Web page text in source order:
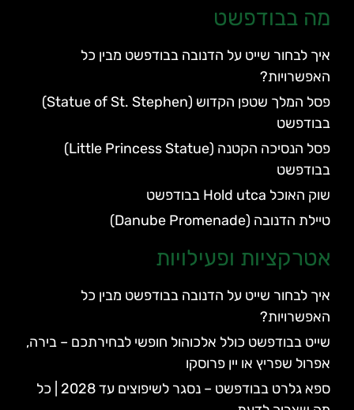
מה בבודפשט
איך לבחור שייט על הדנובה בבודפשט מבין כל
האפשרויות?
פסל המלך שטפן הקדוש (Statue of St. Stephen)
בבודפשט
פסל הנסיכה הקטנה (Little Princess Statue)
בבודפשט
שוק האוכל Hold utca בבודפשט
טיילת הדנובה (Danube Promenade)
אטרקציות ופעילויות
איך לבחור שייט על הדנובה בבודפשט מבין כל
האפשרויות?
שייט בבודפשט כולל אלכוהול חופשי לבחירתכם – בירה,
אפרול שפריץ או יין פרוסקו
ספא גלרט בבודפשט – נסגר לשיפוצים עד 2028 | כל